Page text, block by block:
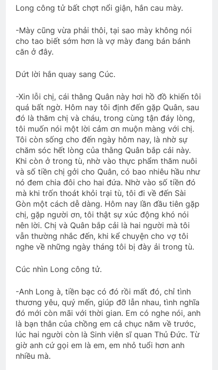
Long công tử bất chợt nổi giận, hắn cau mày.
-Mày cũng vừa phải thôi, tại sao mày không nói
cho tao biết sớm hơn là vợ mày đang bán bánh
căn ở đây.
Dứt lời hắn quay sang Cúc.
-Xin lỗi chị, cái thằng Quân này hơi hồ đồ khiến tôi
quá bất ngờ. Hôm nay tôi định đến gặp Quân, sau
đó là thăm chị và cháu, trong cùng tận đáy lòng,
tôi muốn nói một lời cảm ơn muộn màng với chị.
Tôi còn sống cho đến ngày hôm nay, là nhờ sự
chăm sóc hết lòng của thằng Quân bắp cải này.
Khi còn ở trong tù, nhờ vào thực phẩm thăm nuôi
và số tiền chị gởi cho Quân, có bao nhiêu hầu như
nó đem chia đôi cho hai đứa. Nhờ vào số tiền đó
mà khi trốn thoát khỏi trại tù, tôi đi về đến Sài
Gòn một cách dễ dàng. Hôm nay lần đầu tiên gặp
chị, gặp người ơn, tôi thật sự xúc động khó nói
nên lời. Chị và Quân bắp cải là hai người mà tôi
vẫn thường nhắc đến, khi kể chuyện cho vợ tôi
nghe về những ngày tháng tôi bị đày ải trong tù.
Cúc nhìn Long công tử.
-Anh Long à, tiền bạc có đó rồi mất đó, chỉ tình
thương yêu, quý mến, giúp đỡ lẫn nhau, tình nghĩa
đó mới còn mãi với thời gian. Em có nghe nói, anh
là bạn thân của chồng em cả chục năm về trước,
lúc hai người còn là Sinh viên sĩ quan Thủ Đức. Từ
giờ anh cứ gọi em là em, em nhỏ tuổi hơn anh
nhiều mà.